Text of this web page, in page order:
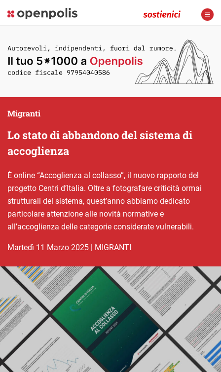
Lo stato di abbandono del sistema di
accoglienza
Migranti
È online “Accoglienza al collasso”, il nuovo rapporto del
progetto Centri d’Italia. Oltre a fotografare criticità ormai
strutturali del sistema, quest’anno abbiamo dedicato
particolare attenzione alle novità normative e
all’accoglienza delle categorie considerate vulnerabili.
martedì 11 Marzo 2025 | MIGRANTI